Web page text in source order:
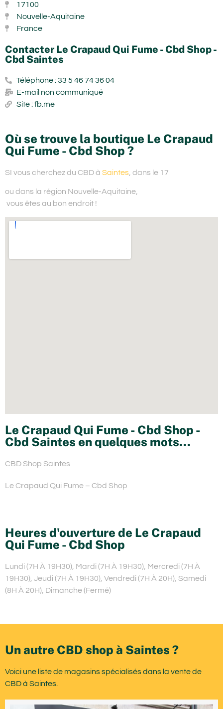
17100
Nouvelle-Aquitaine
France
Contacter Le Crapaud Qui Fume - Cbd Shop -
Cbd Saintes
Téléphone : 33 5 46 74 36 04
E-mail non communiqué
Site : fb.me
Où se trouve la boutique Le Crapaud
Qui Fume - Cbd Shop ?
SI vous cherchez du CBD à Saintes , dans le 17
ou dans la région Nouvelle-Aquitaine,
vous êtes au bon endroit !
Le Crapaud Qui Fume - Cbd Shop -
Cbd Saintes en quelques mots...
CBD Shop Saintes
Le Crapaud Qui Fume – Cbd Shop
Heures d'ouverture de Le Crapaud
Qui Fume - Cbd Shop
Lundi (7H À 19H30), Mardi (7H À 19H30), Mercredi (7H À
19H30), Jeudi (7H À 19H30), Vendredi (7H À 20H), Samedi
(8H À 20H), Dimanche (Fermé)
Un autre CBD shop à Saintes ?
Voici une liste de magasins spécialisés dans la vente de
CBD à Saintes.